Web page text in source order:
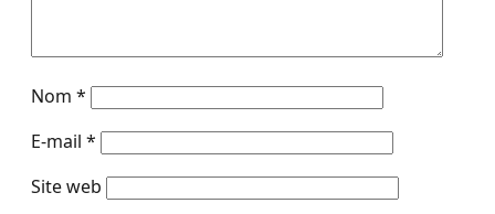
Nom *
E-mail *
Site web